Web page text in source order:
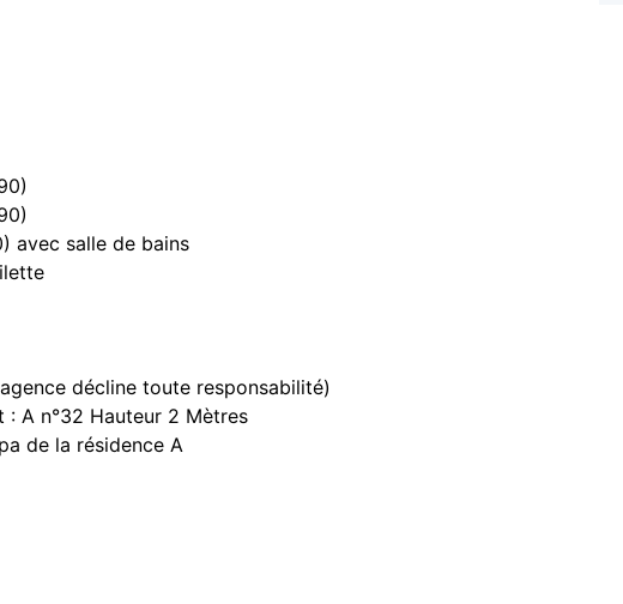
avec salle de bains
décline toute responsabilité)
A n°32 Hauteur 2 Mètres
de la résidence A